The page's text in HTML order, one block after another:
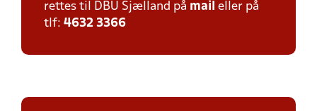
rettes til DBU Sjælland på mail eller på
tlf: 4632 3366